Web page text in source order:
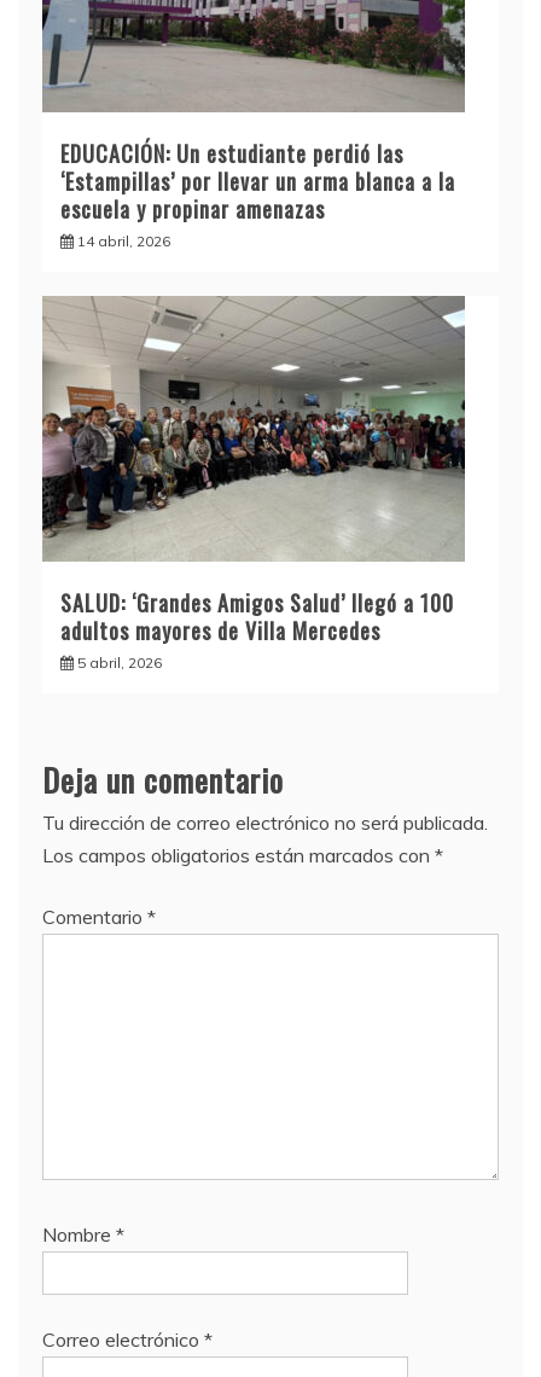
EDUCACIÓN: Un estudiante perdió las
‘Estampillas’ por llevar un arma blanca a la
escuela y propinar amenazas
14 abril, 2026
SALUD: ‘Grandes Amigos Salud’ llegó a 100
adultos mayores de Villa Mercedes
5 abril, 2026
Deja un comentario
Tu dirección de correo electrónico no será publicada.
Los campos obligatorios están marcados con *
Comentario *
Nombre *
Correo electrónico *